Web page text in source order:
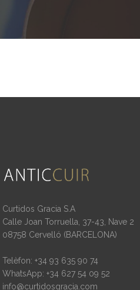
Curtidos Gracia S.A
Calle Joan Torruella, 37-43, Nave 2
08758 Cervelló (BARCELONA)
Telèfon: +34 93 635 90 74
WhatsApp: +34 627 54 09 52
info@curtidosgracia.com